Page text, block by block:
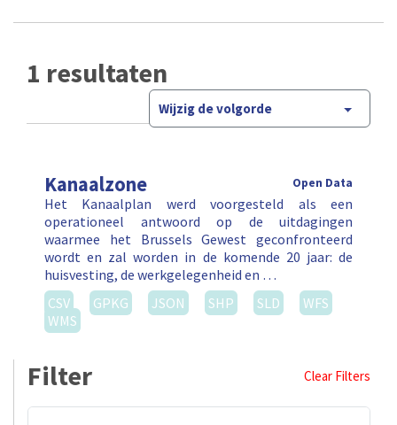
1 resultaten
Wijzig de volgorde
Kanaalzone Open Data
Het Kanaalplan werd voorgesteld als een
operationeel antwoord op de uitdagingen
waarmee het Brussels Gewest geconfronteerd
wordt en zal worden in de komende 20 jaar: de
huisvesting, de werkgelegenheid en …
CSV
GPKG JSON SHP SLD
WFS
WMS
Filter Clear Filters